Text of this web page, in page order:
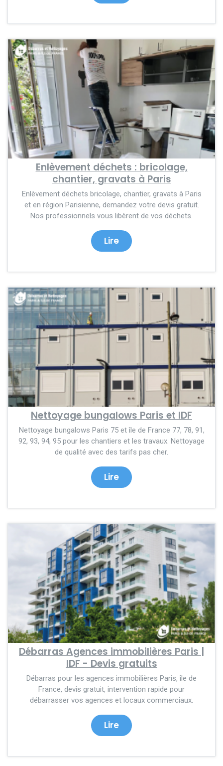
Enlèvement déchets : bricolage,
chantier, gravats à Paris
Enlèvement déchets bricolage, chantier, gravats à Paris
et en région Parisienne, demandez votre devis gratuit.
Nos professionnels vous libèrent de vos déchets.
Lire
Nettoyage bungalows Paris et IDF
Nettoyage bungalows Paris 75 et île de France 77, 78, 91,
92, 93, 94, 95 pour les chantiers et les travaux. Nettoyage
de qualité avec des tarifs pas cher.
Lire
Débarras Agences immobilières Paris |
IDF - Devis gratuits
Débarras pour les agences immobilières Paris, île de
France, devis gratuit, intervention rapide pour
débarrasser vos agences et locaux commerciaux.
Lire